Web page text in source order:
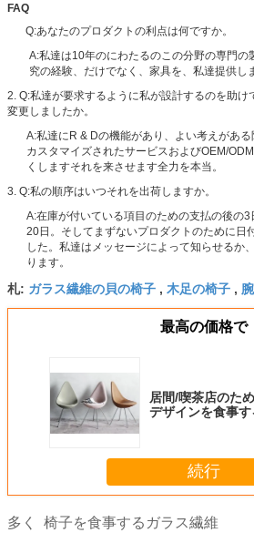
FAQ
Q:あなたのプロダクトの利点は何ですか。
A:私達は10年のにわたるのこの分野の専門の
究の経験、だけでなく、家具を、私達提供し
2. Q:私達が要求するように私が設計するのを助け
変更しましたか。
A:私達にR & Dの機能があり、よい考えがある
カスタマイズされたサービスおよびOEM/
くしますそれを来させます全力を本当。
3. Q:私の順序はいつそれを出荷しますか。
A:在庫が付いている項目のための支払の後の
20日。そしてまずないプロダクトのために日
した。私達はメッセージによって知らせるか
ります。
札: ガラス繊維の貝の椅子 , 木足の椅子 ,
最高の価格で
居間/喫茶店のた
デザインを食事
続行
多く 椅子を食事するガラス繊維